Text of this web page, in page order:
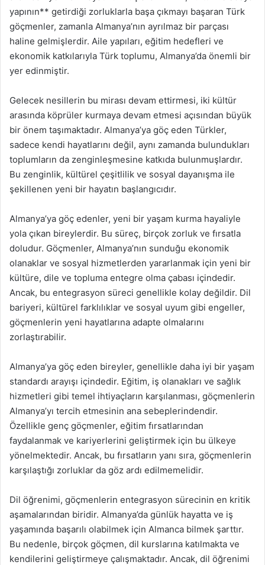
yapının** getirdiği zorluklarla başa çıkmayı başaran Türk
göçmenler, zamanla Almanya’nın ayrılmaz bir parçası
haline gelmişlerdir. Aile yapıları, eğitim hedefleri ve
ekonomik katkılarıyla Türk toplumu, Almanya’da önemli bir
yer edinmiştir.
Gelecek nesillerin bu mirası devam ettirmesi, iki kültür
arasında köprüler kurmaya devam etmesi açısından büyük
bir önem taşımaktadır. Almanya’ya göç eden Türkler,
sadece kendi hayatlarını değil, aynı zamanda bulundukları
toplumların da zenginleşmesine katkıda bulunmuşlardır.
Bu zenginlik, kültürel çeşitlilik ve sosyal dayanışma ile
şekillenen yeni bir hayatın başlangıcıdır.
Almanya’ya göç edenler, yeni bir yaşam kurma hayaliyle
yola çıkan bireylerdir. Bu süreç, birçok zorluk ve fırsatla
doludur. Göçmenler, Almanya’nın sunduğu ekonomik
olanaklar ve sosyal hizmetlerden yararlanmak için yeni bir
kültüre, dile ve topluma entegre olma çabası içindedir.
Ancak, bu entegrasyon süreci genellikle kolay değildir. Dil
bariyeri, kültürel farklılıklar ve sosyal uyum gibi engeller,
göçmenlerin yeni hayatlarına adapte olmalarını
zorlaştırabilir.
Almanya’ya göç eden bireyler, genellikle daha iyi bir yaşam
standardı arayışı içindedir. Eğitim, iş olanakları ve sağlık
hizmetleri gibi temel ihtiyaçların karşılanması, göçmenlerin
Almanya’yı tercih etmesinin ana sebeplerindendir.
Özellikle genç göçmenler, eğitim fırsatlarından
faydalanmak ve kariyerlerini geliştirmek için bu ülkeye
yönelmektedir. Ancak, bu fırsatların yanı sıra, göçmenlerin
karşılaştığı zorluklar da göz ardı edilmemelidir.
Dil öğrenimi, göçmenlerin entegrasyon sürecinin en kritik
aşamalarından biridir. Almanya’da günlük hayatta ve iş
yaşamında başarılı olabilmek için Almanca bilmek şarttır.
Bu nedenle, birçok göçmen, dil kurslarına katılmakta ve
kendilerini geliştirmeye çalışmaktadır. Ancak, dil öğrenimi